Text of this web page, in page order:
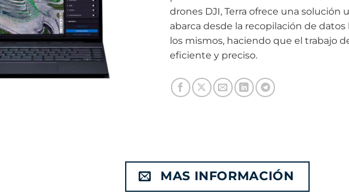
drones DJI, Terra ofrece una
abarca desde la recopilación de
los mismos, haciendo que el trabajo
eficiente y preciso.
MAS INFORMACIÓN